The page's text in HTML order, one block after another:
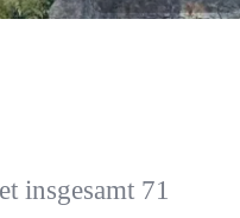
insgesamt 71